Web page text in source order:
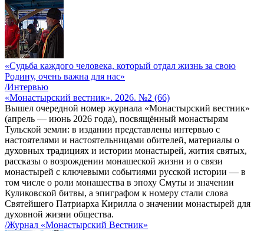
«Судьба каждого человека, который отдал жизнь за свою
Родину, очень важна для нас»
/Интервью
«Монастырский вестник». 2026. №2 (66)
Вышел очередной номер журнала «Монастырский вестник»
(апрель — июнь 2026 года), посвящённый монастырям
Тульской земли: в издании представлены интервью с
настоятелями и настоятельницами обителей, материалы о
духовных традициях и истории монастырей, жития святых,
рассказы о возрождении монашеской жизни и о связи
монастырей с ключевыми событиями русской истории — в
том числе о роли монашества в эпоху Смуты и значении
Куликовской битвы, а эпиграфом к номеру стали слова
Святейшего Патриарха Кирилла о значении монастырей для
духовной жизни общества.
/Журнал «Монастырский Вестник»